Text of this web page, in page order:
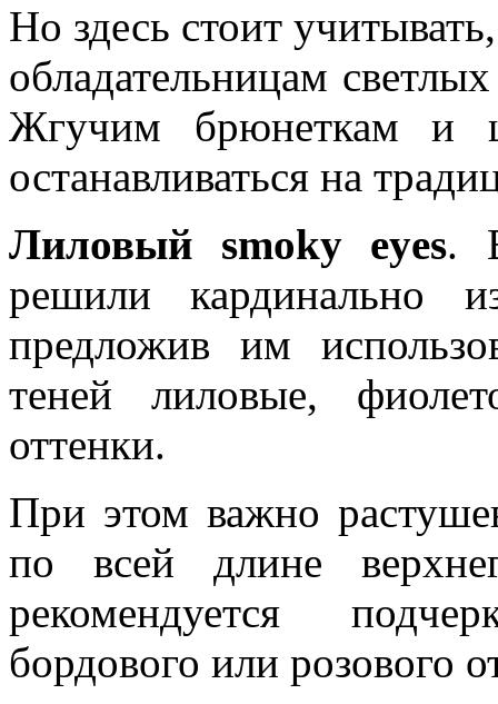
Но здесь стоит
обладательницам
Жгучим брюнеткам и
останавливаться на
Лиловый smoky eyes.
решили кардинально
предложив им
теней лиловые,
оттенки.
При этом важно
по всей длине
рекомендуется
бордового или розового